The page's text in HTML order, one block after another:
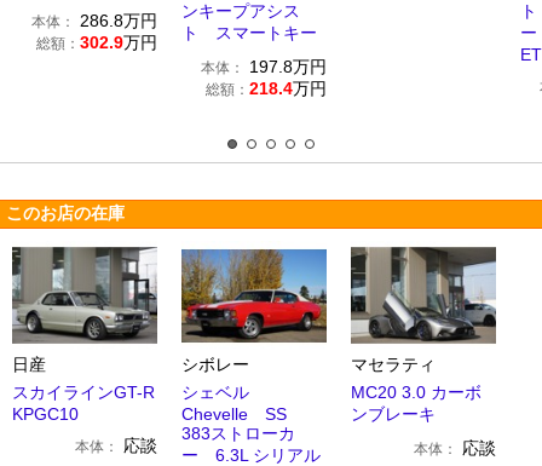
本体： 286.8万円
総額： 302.9万円
ンキープアシス
ト スマートキー
本体： 197.8万円
総額： 218.4万円
このお店の在庫
日産
スカイラインGT-R
KPGC10
本体： 応談
シボレー
シェベル
Chevelle SS
383ストローカ
ー 6.3L シリアル
マセラティ
MC20 3.0 カーボ
ンブレーキ
本体： 応談